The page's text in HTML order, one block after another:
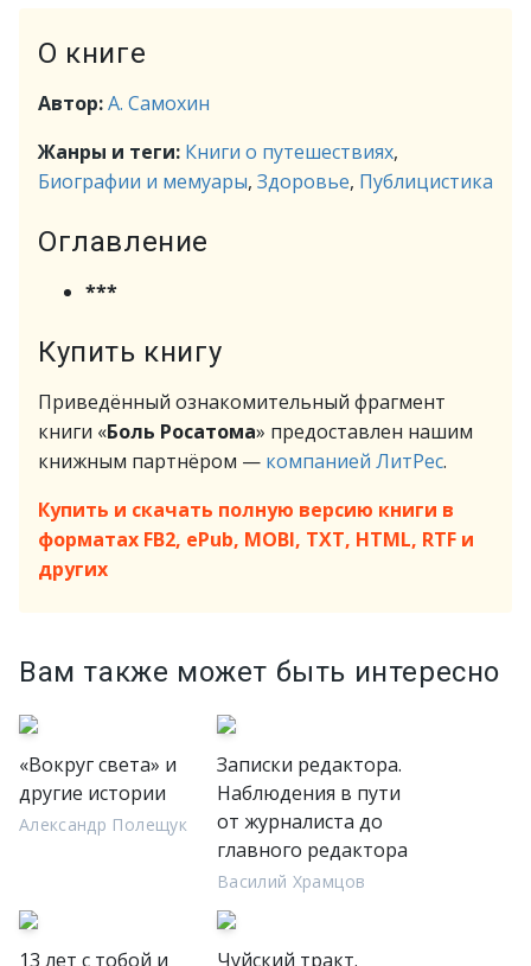
О книге
Автор:А. Самохин
Жанры и теги: Книги о путешествиях,
Биографии и мемуары, Здоровье, Публицистика
Оглавление
***
Купить книгу
Приведённый ознакомительный фрагмент
книги «Боль Росатома» предоставлен нашим
книжным партнёром — компанией ЛитРес.
Купить и скачать полную версию книги в
форматах FB2, ePub, MOBI, TXT, HTML, RTF и
других
Вам также может быть интересно
«Вокруг света» и
другие истории
Александр Полещук
Записки редактора.
Наблюдения в пути
от журналиста до
главного редактора
Василий Храмцов
13 лет с тобой и Чуйский тракт.